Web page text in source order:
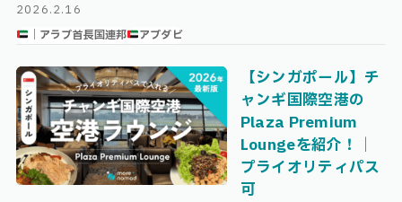
2026.2.16
｜アラブ首長国連邦
アブダビ
【シンガポール】チ
ャンギ国際空港の
Plaza Premium
Loungeを紹介！｜
プライオリティパス
可